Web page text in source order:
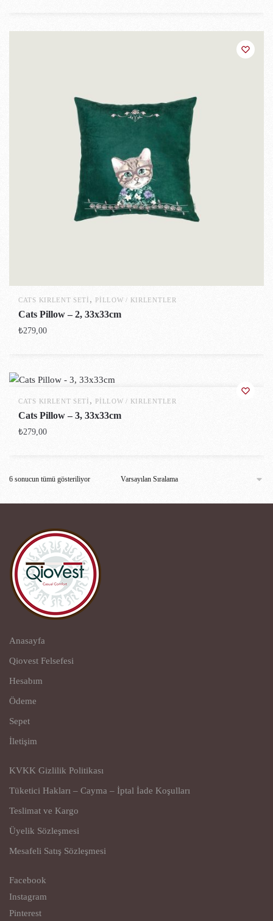
CATS KIRLENT SETI ,PILLOW / KIRLENTLER
Cats Pillow – 2, 33x33cm
₺279,00
CATS KIRLENT SETI , PILLOW / KIRLENTLER
Cats Pillow – 3, 33x33cm
₺279,00
6 sonucun tümü gösteriliyor
Anasayfa
Qiovest Felsefesi
Hesabım
Ödeme
Sepet
İletişim
KVKK Gizlilik Politikası
Tüketici Hakları – Cayma – İptal İade Koşulları
Teslimat ve Kargo
Üyelik Sözleşmesi
Mesafeli Satış Sözleşmesi
Facebook
Instagram
Pinterest